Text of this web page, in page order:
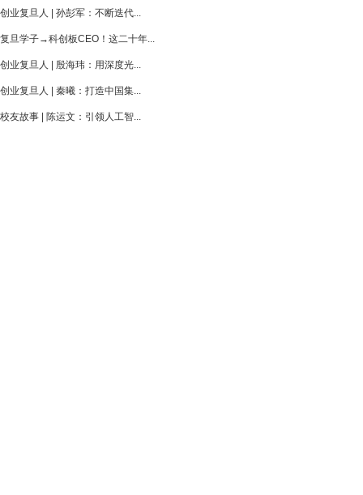
创业复旦人 | 孙彭军：不断迭代...
复旦学子→科创板CEO！这二十年...
创业复旦人 | 殷海玮：用深度光...
创业复旦人 | 秦曦：打造中国集...
校友故事 | 陈运文：引领人工智...